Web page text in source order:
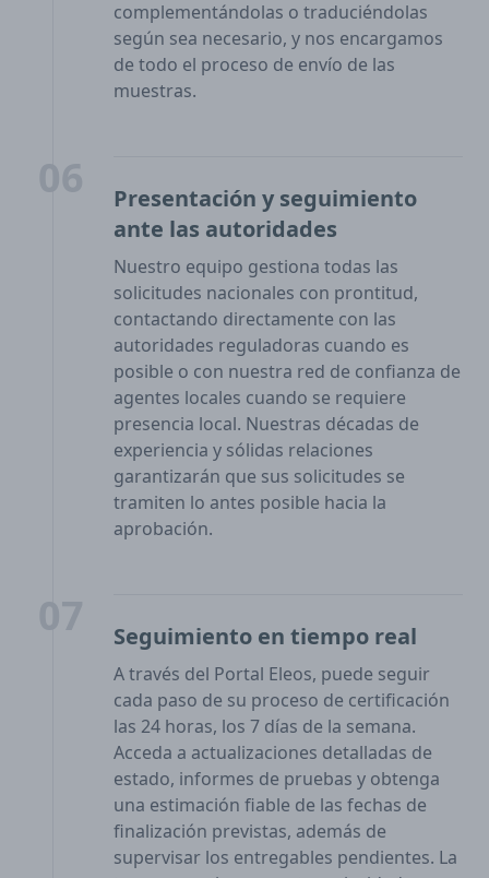
complementándolas o traduciéndolas
según sea necesario, y nos encargamos
de todo el proceso de envío de las
muestras.
Presentación y seguimiento
ante las autoridades
Nuestro equipo gestiona todas las
solicitudes nacionales con prontitud,
contactando directamente con las
autoridades reguladoras cuando es
posible o con nuestra red de confianza de
agentes locales cuando se requiere
presencia local. Nuestras décadas de
experiencia y sólidas relaciones
garantizarán que sus solicitudes se
tramiten lo antes posible hacia la
aprobación.
Seguimiento en tiempo real
A través del Portal Eleos, puede seguir
cada paso de su proceso de certificación
las 24 horas, los 7 días de la semana.
Acceda a actualizaciones detalladas de
estado, informes de pruebas y obtenga
una estimación fiable de las fechas de
finalización previstas, además de
supervisar los entregables pendientes. La